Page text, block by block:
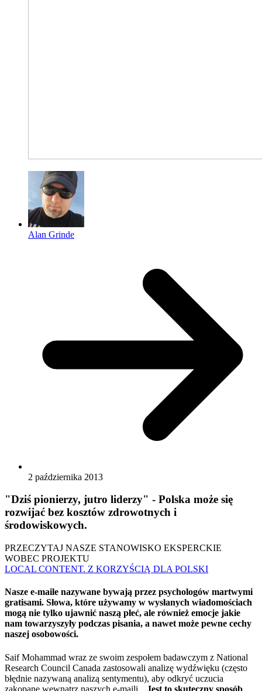
Alan Grinde
2 października 2013
"Dziś pionierzy, jutro liderzy" - Polska może się
rozwijać bez kosztów zdrowotnych i
środowiskowych.
PRZECZYTAJ NASZE STANOWISKO EKSPERCKIE
WOBEC PROJEKTU
LOCAL CONTENT. Z KORZYŚCIĄ DLA POLSKI
Nasze e-maile nazywane bywają przez psychologów martwymi
gratisami. Słowa, które używamy w wysłanych wiadomościach
mogą nie tylko ujawnić naszą płeć, ale również emocje jakie
nam towarzyszyły podczas pisania, a nawet może pewne cechy
naszej osobowości.
Saif Mohammad wraz ze swoim zespołem badawczym z National
Research Council Canada zastosowali analizę wydźwięku (często
błędnie nazywaną analizą sentymentu), aby odkryć uczucia
zakopane wewnątrz naszych e-maili. „ Jest to skuteczny sposób